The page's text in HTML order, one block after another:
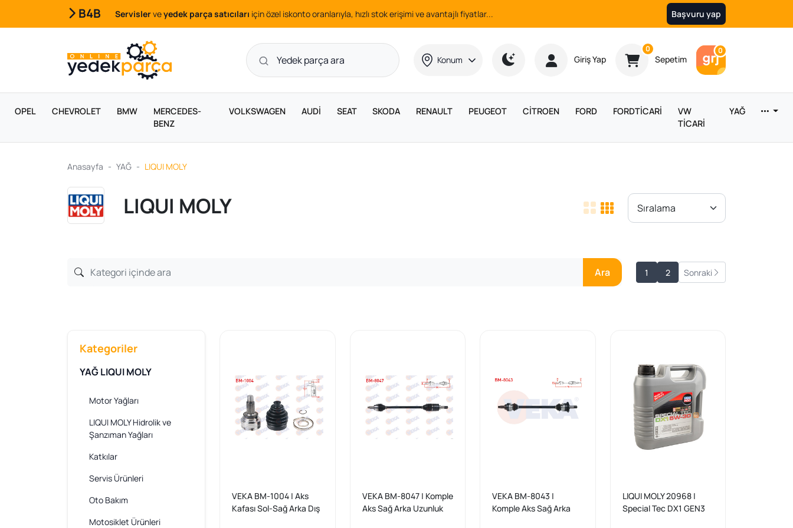
B4B Servislerveyedek parça satıcıları için özel iskonto oranlarıyla, hızlı stok erişimi ve avantajlı fiyatlar... Başvuru yap
Konum Giriş Yap
0Ürün sayısı
Sepetim
0Araç sayısı
OPEL CHEVROLET BMW
MERCEDES-
BENZ
VOLKSWAGEN AUDİ SEAT SKODA RENAULT PEUGEOT CİTROEN FORD FORDTİCARİ
VW
TİCARİ
YAĞ
Anasayfa YAĞ LIQUI MOLY
LIQUI MOLY
Ara 1 2 Sonraki
Kategoriler
YAĞ LIQUI MOLY
Motor Yağları
LIQUI MOLY Hidrolik ve
Şanzıman Yağları
Katkılar
Servis Ürünleri
Oto Bakım
Motosiklet Ürünleri
VEKA BM-1004 | Aks
Kafası Sol-Sağ Arka Dış
VEKA BM-8047 | Komple
Aks Sağ Arka Uzunluk
VEKA BM-8043 |
Komple Aks Sağ Arka
LIQUI MOLY 20968 |
Special Tec DX1 GEN3